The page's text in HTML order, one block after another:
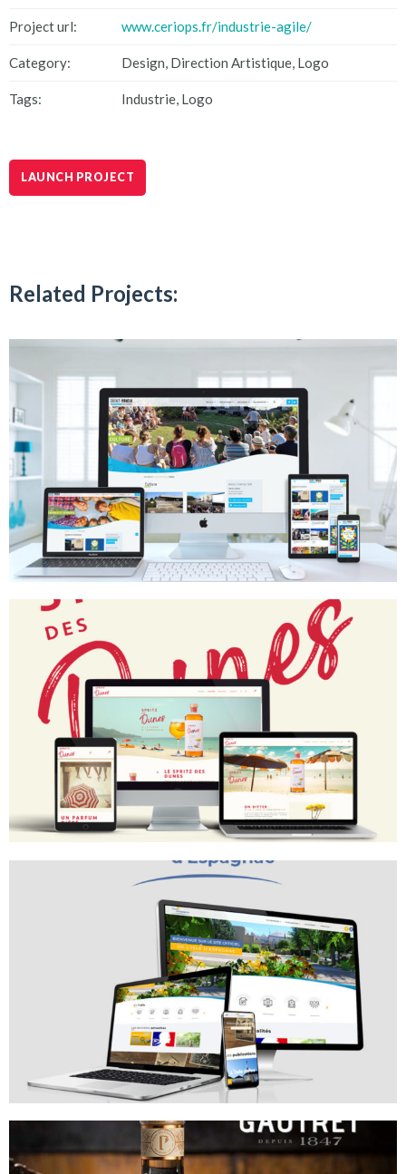
Project url: www.ceriops.fr/industrie-agile/
Category: Design, Direction Artistique, Logo
Tags: Industrie, Logo
LAUNCH PROJECT
Related Projects: